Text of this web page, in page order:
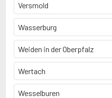
Versmold
Wasserburg
Weiden in der Oberpfalz
Wertach
Wesselburen